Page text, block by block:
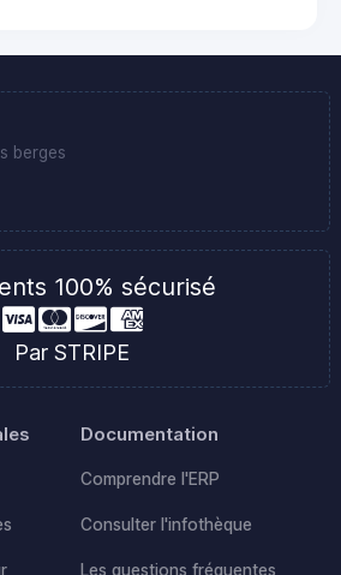
berges
100% sécurisé
Par STRIPE
Documentation
Comprendre l'ERP
Consulter l'infothèque
Les questions fréquentes